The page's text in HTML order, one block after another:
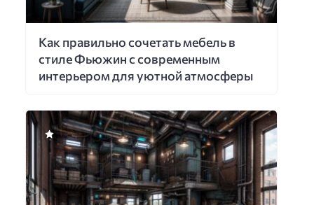
Как правильно сочетать мебель в
стиле Фьюжин с современным
интерьером для уютной атмосферы